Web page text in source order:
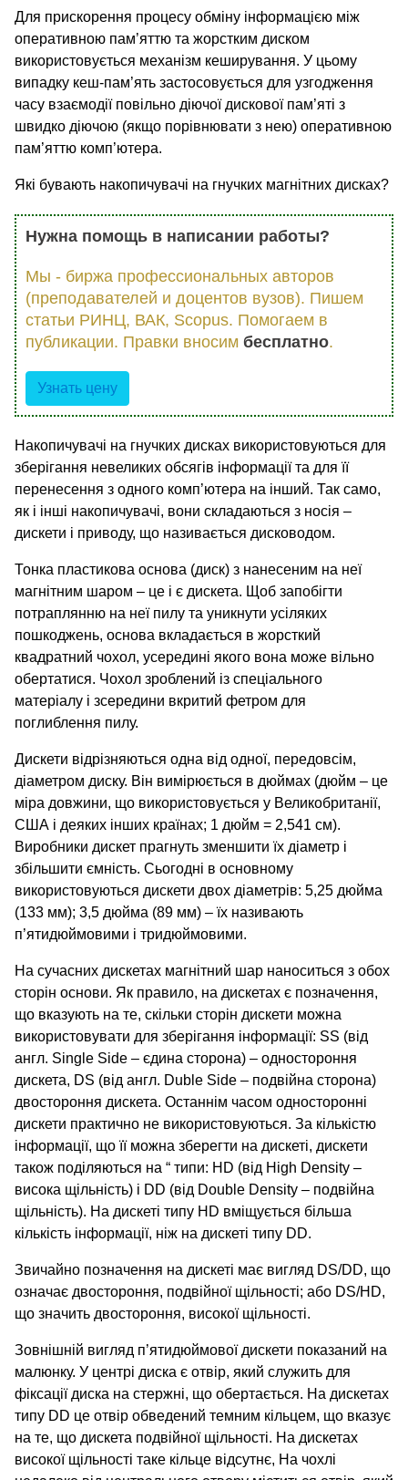
Для прискорення процесу обміну інформацією між
оперативною пам’яттю та жорстким диском
використовується механізм кеширування. У цьому
випадку кеш-пам’ять застосовується для узгодження
часу взаємодії повільно діючої дискової пам’яті з
швидко діючою (якщо порівнювати з нею) оперативною
пам’яттю комп’ютера.
Які бувають накопичувачі на гнучких магнітних дисках?
Нужна помощь в написании работы?
Мы - биржа профессиональных авторов
(преподавателей и доцентов вузов). Пишем
статьи РИНЦ, ВАК, Scopus. Помогаем в
публикации. Правки вносим бесплатно.
Узнать цену
Накопичувачі на гнучких дисках використовуються для
зберігання невеликих обсягів інформації та для її
перенесення з одного комп’ютера на інший. Так само,
як і інші накопичувачі, вони складаються з носія –
дискети і приводу, що називається дисководом.
Тонка пластикова основа (диск) з нанесеним на неї
магнітним шаром – це і є дискета. Щоб запобігти
потраплянню на неї пилу та уникнути усіляких
пошкоджень, основа вкладається в жорсткий
квадратний чохол, усередині якого вона може вільно
обертатися. Чохол зроблений із спеціального
матеріалу і зсередини вкритий фетром для
поглиблення пилу.
Дискети відрізняються одна від одної, передовсім,
діаметром диску. Він вимірюється в дюймах (дюйм – це
міра довжини, що використовується у Великобританії,
США і деяких інших країнах; 1 дюйм = 2,541 см).
Виробники дискет прагнуть зменшити їх діаметр і
збільшити ємність. Сьогодні в основному
використовуються дискети двох діаметрів: 5,25 дюйма
(133 мм); 3,5 дюйма (89 мм) – їх називають
п’ятидюймовими і тридюймовими.
На сучасних дискетах магнітний шар наноситься з обох
сторін основи. Як правило, на дискетах є позначення,
що вказують на те, скільки сторін дискети можна
використовувати для зберігання інформації: SS (від
англ. Single Side – єдина сторона) – одностороння
дискета, DS (від англ. Duble Side – подвійна сторона)
двостороння дискета. Останнім часом односторонні
дискети практично не використовуються. За кількістю
інформації, що її можна зберегти на дискеті, дискети
також поділяються на “ типи: HD (від High Density –
висока щільність) і DD (від Double Density – подвійна
щільність). На дискеті типу НD вміщується більша
кількість інформації, ніж на дискеті типу DD.
Звичайно позначення на дискеті має вигляд DS/DD, що
означає двостороння, подвійної щільності; або DS/HD,
що значить двостороння, високої щільності.
Зовнішній вигляд п’ятидюймової дискети показаний на
малюнку. У центрі диска є отвір, який служить для
фіксації диска на стержні, що обертається. На дискетах
типу DD це отвір обведений темним кільцем, що вказує
на те, що дискета подвійної щільності. На дискетах
високої щільності таке кільце відсутнє, На чохлі